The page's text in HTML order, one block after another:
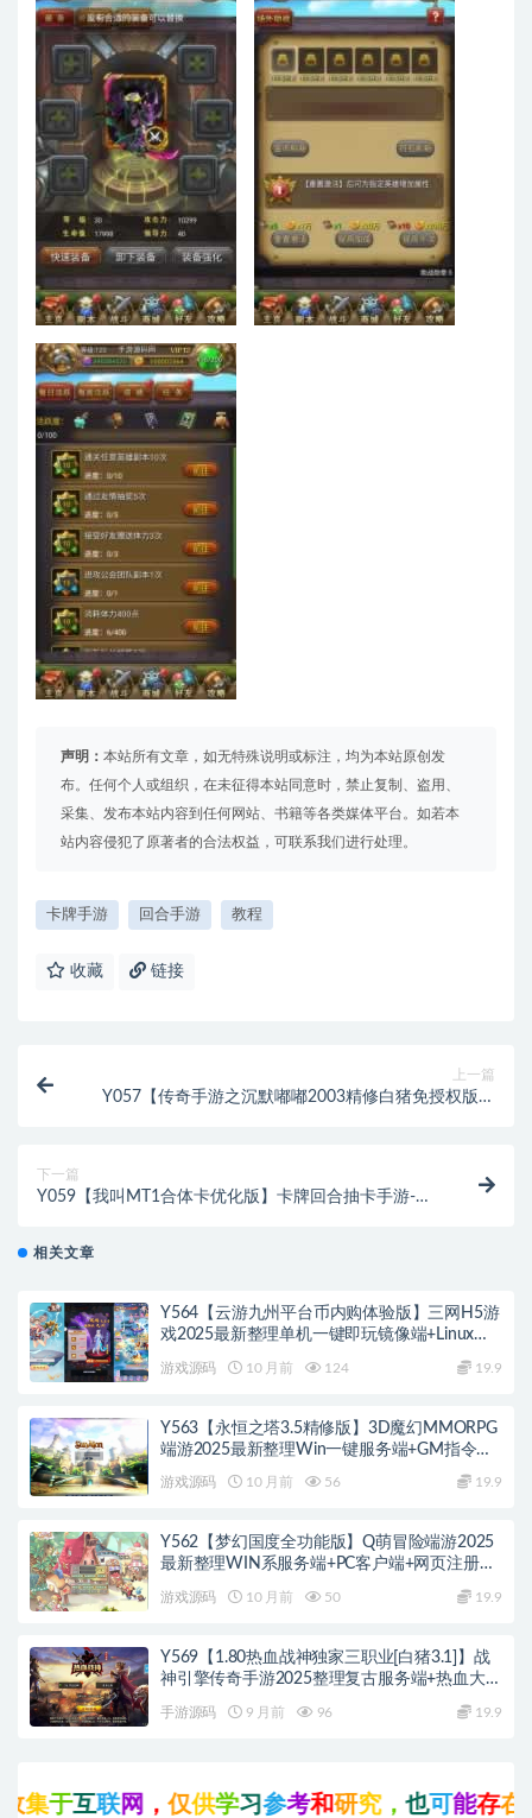
声明： 本站所有文章，如无特殊说明或标注，均为本站原创发
布。任何个人或组织，在未征得本站同意时，禁止复制、盗用、
采集、发布本站内容到任何网站、书籍等各类媒体平台。如若本
站内容侵犯了原著者的合法权益，可联系我们进行处理。
卡牌手游 回合手游 教程
收藏 链接
上一篇
Y057【传奇手游之沉默嘟嘟2003精修白猪免授权版】
下一篇
Y059【我叫MT1合体卡优化版】卡牌回合抽卡手游-一
相关文章
Y564【云游九州平台币内购体验版】三网H5游
戏2025最新整理单机一键即玩镜像端+Linux手
游戏源码 10 月前 124 19.9
Y563【永恒之塔3.5精修版】3D魔幻MMORPG
端游2025最新整理Win一键服务端+GM指令
游戏源码 10 月前 56 19.9
Y562【梦幻国度全功能版】Q萌冒险端游2025
最新整理WIN系服务端+PC客户端+网页注册
游戏源码 10 月前 50 19.9
Y569【1.80热血战神独家三职业[白猪3.1]】战
神引擎传奇手游2025整理复古服务端+热血大陆
手游源码 9 月前 96 19.9
联网，仅供学 习参考和研究，也可能 存在 未知的